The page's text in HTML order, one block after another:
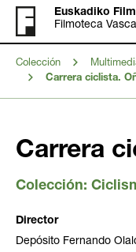
Euskadiko
Filmoteca Vasca
Colección
Carrera ciclista.
Carrera
Colección:
Director
Depósito Fernando